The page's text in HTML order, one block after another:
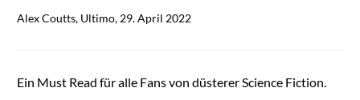
Alex Coutts, Ultimo, 29. April 2022
Ein Must Read für alle Fans von düsterer Science Fiction.